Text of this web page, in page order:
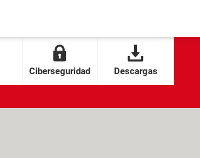
Ciberseguridad Descargas